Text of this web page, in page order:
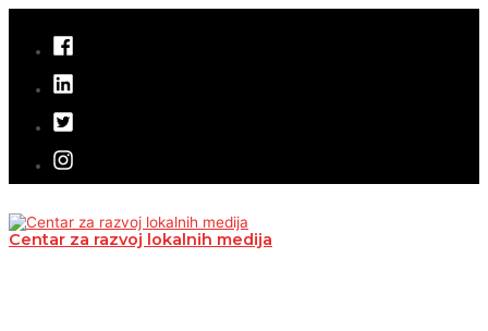
sadržaj
Centar za razvoj lokalnih medija